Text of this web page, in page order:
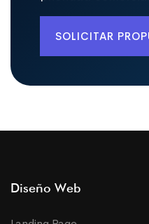
SOLICITAR
Diseño Web